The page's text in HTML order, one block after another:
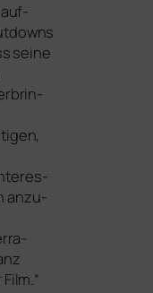
auf­
sei­ne
anzu­